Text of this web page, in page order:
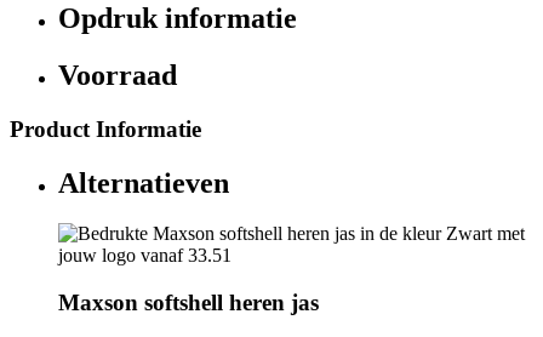
Opdruk informatie
Voorraad
Product Informatie
Alternatieven
Maxson softshell heren jas